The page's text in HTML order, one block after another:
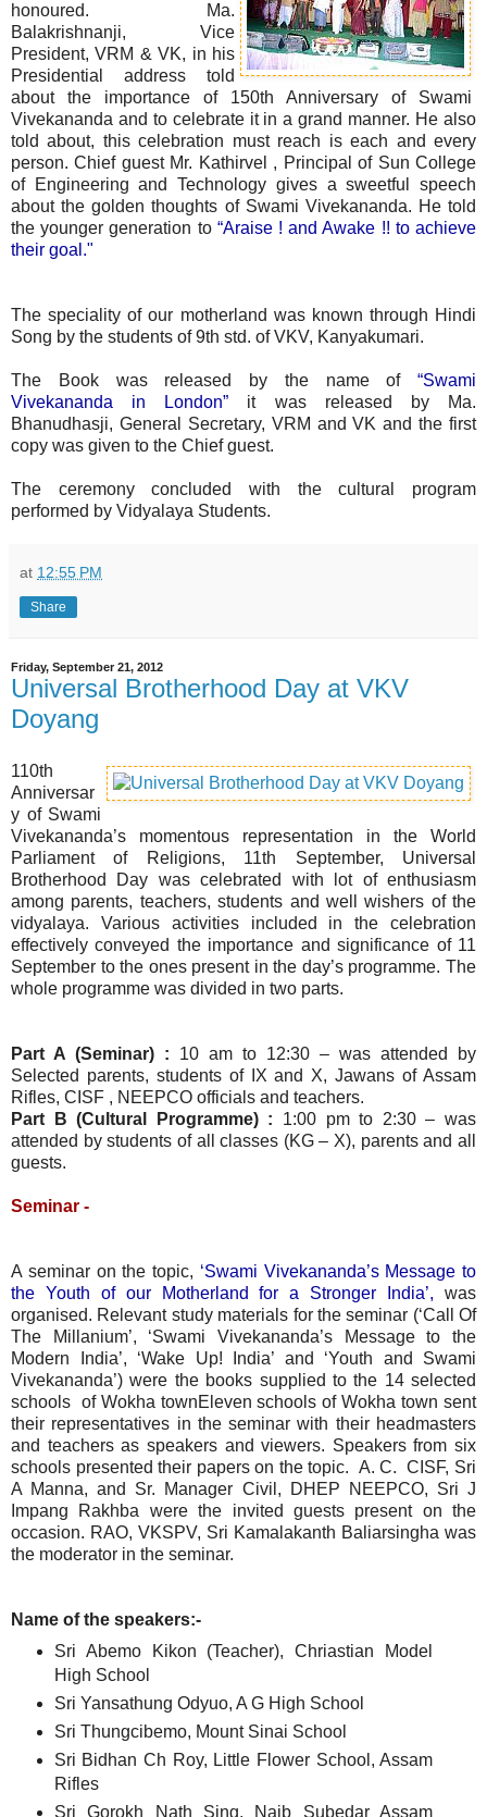
honoured. Ma.
Balakrishnanji, Vice
President, VRM & VK, in his
Presidential address told
about the importance of 150th Anniversary of Swami
Vivekananda and to celebrate it in a grand manner. He also
told about, this celebration must reach is each and every
person. Chief guest Mr. Kathirvel , Principal of Sun College
of Engineering and Technology gives a sweetful speech
about the golden thoughts of Swami Vivekananda. He told
the younger generation to “Araise ! and Awake !! to achieve
their goal."
The speciality of our motherland was known through Hindi
Song by the students of 9th std. of VKV, Kanyakumari.
The Book was released by the name of “Swami
Vivekananda in London” it was released by Ma.
Bhanudhasji, General Secretary, VRM and VK and the first
copy was given to the Chief guest.
The ceremony concluded with the cultural program
performed by Vidyalaya Students.
at 12:55 PM
Share
Friday, September 21, 2012
Universal Brotherhood Day at VKV
Doyang
110th
Anniversar
y of Swami
Vivekananda’s momentous representation in the World
Parliament of Religions, 11th September, Universal
Brotherhood Day was celebrated with lot of enthusiasm
among parents, teachers, students and well wishers of the
vidyalaya. Various activities included in the celebration
effectively conveyed the importance and significance of 11
September to the ones present in the day’s programme. The
whole programme was divided in two parts.
Part A (Seminar) : 10 am to 12:30 – was attended by
Selected parents, students of IX and X, Jawans of Assam
Rifles, CISF , NEEPCO officials and teachers.
Part B (Cultural Programme) : 1:00 pm to 2:30 – was
attended by students of all classes (KG – X), parents and all
guests.
Seminar -
A seminar on the topic, ‘Swami Vivekananda’s Message to
the Youth of our Motherland for a Stronger India’, was
organised. Relevant study materials for the seminar (‘Call Of
The Millanium’, ‘Swami Vivekananda’s Message to the
Modern India’, ‘Wake Up! India’ and ‘Youth and Swami
Vivekananda’) were the books supplied to the 14 selected
schools of Wokha townEleven schools of Wokha town sent
their representatives in the seminar with their headmasters
and teachers as speakers and viewers. Speakers from six
schools presented their papers on the topic. A. C. CISF, Sri
A Manna, and Sr. Manager Civil, DHEP NEEPCO, Sri J
Impang Rakhba were the invited guests present on the
occasion. RAO, VKSPV, Sri Kamalakanth Baliarsingha was
the moderator in the seminar.
Name of the speakers:-
Sri Abemo Kikon (Teacher), Chriastian Model
High School
Sri Yansathung Odyuo, A G High School
Sri Thungcibemo, Mount Sinai School
Sri Bidhan Ch Roy, Little Flower School, Assam
Rifles
Sri Gorokh Nath Sing, Naib Subedar Assam